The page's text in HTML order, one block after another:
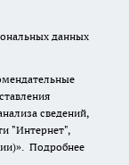
данных
сведений,
"Интернет",
Подробнее